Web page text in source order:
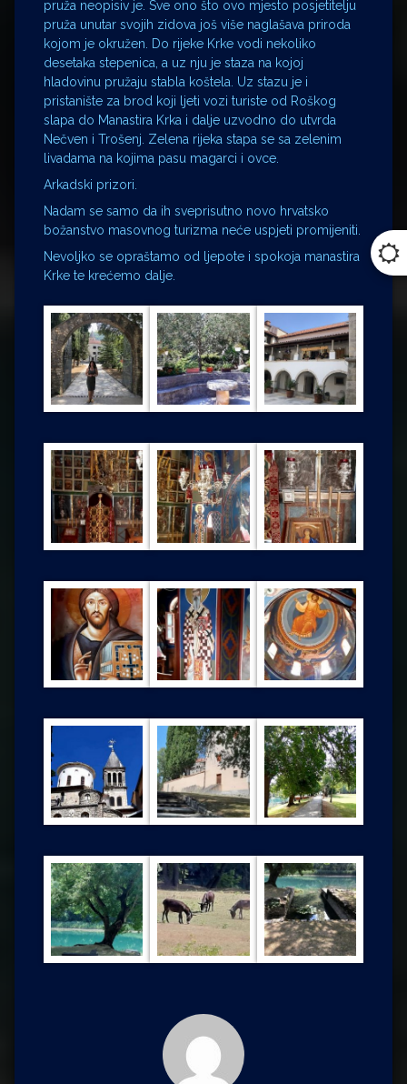
pruža neopisiv je. Sve ono što ovo mjesto posjetitelju
pruža unutar svojih zidova još više naglašava priroda
kojom je okružen. Do rijeke Krke vodi nekoliko
desetaka stepenica, a uz nju je staza na kojoj
hladovinu pružaju stabla koštela. Uz stazu je i
pristanište za brod koji ljeti vozi turiste od Roškog
slapa do Manastira Krka i dalje uzvodno do utvrda
Nečven i Trošenj. Zelena rijeka stapa se sa zelenim
livadama na kojima pasu magarci i ovce.
Arkadski prizori.
Nadam se samo da ih sveprisutno novo hrvatsko
božanstvo masovnog turizma neće uspjeti promijeniti.
Nevoljko se opraštamo od ljepote i spokoja manastira
Krke te krećemo dalje.